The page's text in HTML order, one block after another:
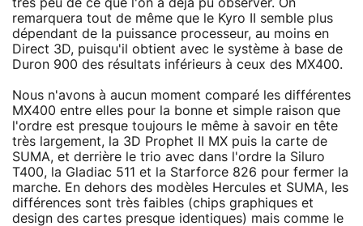
très peu de ce que l'on a déjà pu observer. On
remarquera tout de même que le Kyro II semble plus
dépendant de la puissance processeur, au moins en
Direct 3D, puisqu'il obtient avec le système à base de
Duron 900 des résultats inférieurs à ceux des MX400.
Nous n'avons à aucun moment comparé les différentes
MX400 entre elles pour la bonne et simple raison que
l'ordre est presque toujours le même à savoir en tête
très largement, la 3D Prophet II MX puis la carte de
SUMA, et derrière le trio avec dans l'ordre la Siluro
T400, la Gladiac 511 et la Starforce 826 pour fermer la
marche. En dehors des modèles Hercules et SUMA, les
différences sont très faibles (chips graphiques et
design des cartes presque identiques) mais comme le